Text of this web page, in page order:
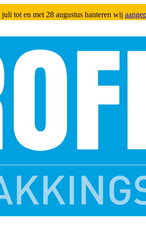
tot en met 28 augustus hanteren wij